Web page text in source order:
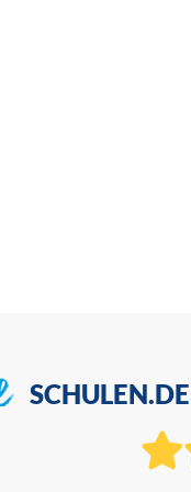
SCHULEN.DE